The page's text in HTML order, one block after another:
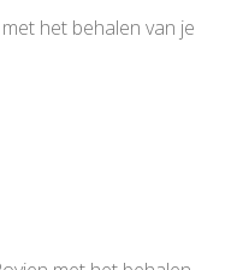
het behalen van je